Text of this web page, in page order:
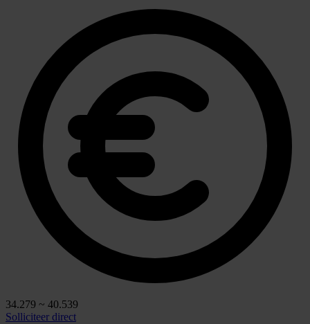
34.279 ~ 40.539
Solliciteer direct